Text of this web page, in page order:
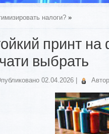
налоги? »
принт на
выбрать
02.04.2026